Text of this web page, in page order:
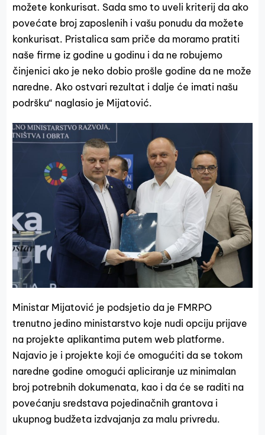
možete konkurisat. Sada smo to uveli kriterij da ako
povećate broj zaposlenih i vašu ponudu da možete
konkurisat. Pristalica sam priče da moramo pratiti
naše firme iz godine u godinu i da ne robujemo
činjenici ako je neko dobio prošle godine da ne može
naredne. Ako ostvari rezultat i dalje će imati našu
podršku“ naglasio je Mijatović.
Ministar Mijatović je podsjetio da je FMRPO
trenutno jedino ministarstvo koje nudi opciju prijave
na projekte aplikantima putem web platforme.
Najavio je i projekte koji će omogućiti da se tokom
naredne godine omogući apliciranje uz minimalan
broj potrebnih dokumenata, kao i da će se raditi na
povećanju sredstava pojedinačnih grantova i
ukupnog budžeta izdvajanja za malu privredu.